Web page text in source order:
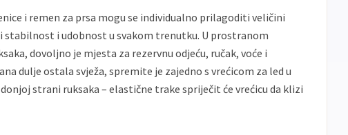
i remen za prsa mogu se individualno prilagoditi veličini
stabilnost i udobnost u svakom trenutku. U prostranom
dovoljno je mjesta za rezervnu odjeću, ručak, voće i
dulje ostala svježa, spremite je zajedno s vrećicom za led u
strani ruksaka – elastične trake spriječit će vrećicu da klizi